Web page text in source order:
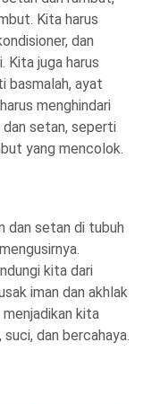
Kita harus
dan
Kita juga harus
basmalah, ayat
menghindari
dan setan, seperti
yang mencolok.
dan setan di tubuh
kita dari
iman dan akhlak
menjadikan kita
dan bercahaya.